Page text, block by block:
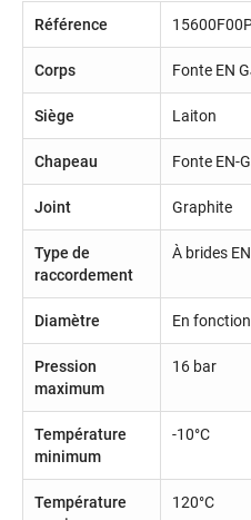
Référence
Corps Fonte EN
Siège Laiton
Chapeau Fonte EN-
Joint Graphite
Type de
raccordement
À brides
Diamètre En
Pression
maximum
16 bar
Température
minimum
-10°C
Température
120°C